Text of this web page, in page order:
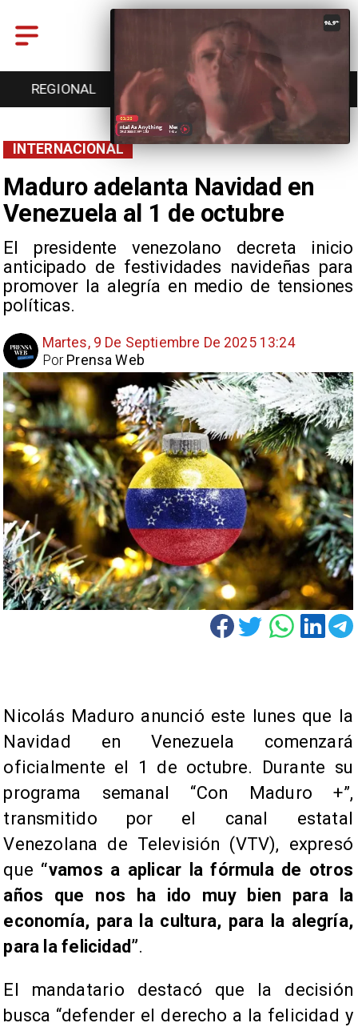
ENTRETENCIÓN DEPORTES CULTURA
Maduro adelanta Navidad en
Venezuela al 1 de octubre
El presidente venezolano decreta inicio
anticipado de festividades navideñas para
promover la alegría en medio de tensiones
políticas.
INTERNACIONAL
Martes, 9 De Septiembre De 2025 13:24
Prensa Web
Por
Nicolás Maduro anunció este lunes que la
Navidad en Venezuela comenzará
oficialmente el 1 de octubre. Durante su
programa semanal “Con Maduro +”,
transmitido por el canal estatal
Venezolana de Televisión (VTV), expresó
que “vamos a aplicar la fórmula de otros
años que nos ha ido muy bien para la
economía, para la cultura, para la alegría,
para la felicidad”.
El mandatario destacó que la decisión
busca “defender el derecho a la felicidad y